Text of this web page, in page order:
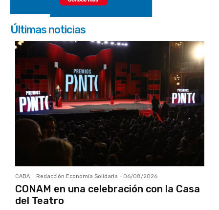
Últimas noticias
CABA Redacción Economía Solidaria - 06/08/2026
CONAM en una celebración con la Casa
del Teatro